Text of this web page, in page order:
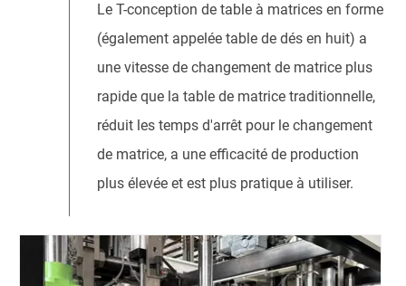
Le T-conception de table à matrices en forme
(également appelée table de dés en huit) a
une vitesse de changement de matrice plus
rapide que la table de matrice traditionnelle,
réduit les temps d'arrêt pour le changement
de matrice, a une efficacité de production
plus élevée et est plus pratique à utiliser.